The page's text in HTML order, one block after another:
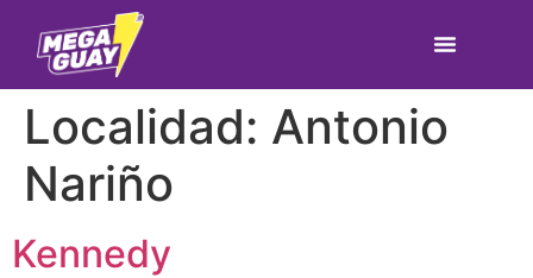
Localidad: Antonio
Nariño
Kennedy